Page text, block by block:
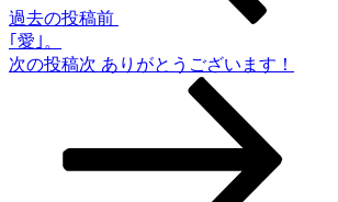
過去の投稿前
｢愛｣。
次の投稿次 ありがとうございます！